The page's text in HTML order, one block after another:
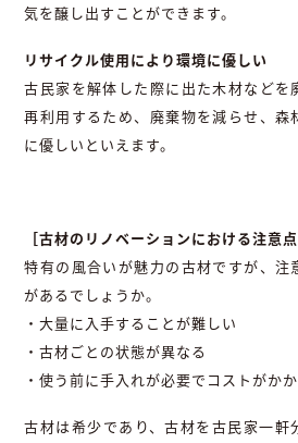
気を醸し出すことができます。
リサイクル使用により環境に優しい
古民家を解体した際に出た木材などを
再利用するため、廃棄物を減らせ、森
に優しいといえます。
［古材のリノベーションにおける注意点
特有の風合いが魅力の古材ですが、注
があるでしょうか。
・大量に入手することが難しい
・古材ごとの状態が異なる
・使う前に手入れが必要でコストがか
古材は希少であり、古材を古民家一軒